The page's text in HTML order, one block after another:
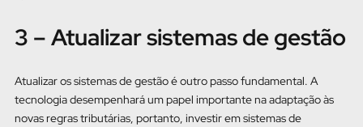
3 – Atualizar sistemas de gestão
Atualizar os sistemas de gestão é outro passo fundamental. A
tecnologia desempenhará um papel importante na adaptação às
novas regras tributárias, portanto, investir em sistemas de